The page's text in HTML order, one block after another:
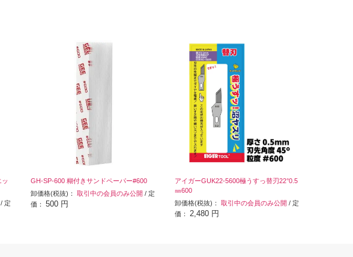
/ 定
GH-SP-600 糊付きサンドペーパー#600
卸価格(税抜)： 取引中の会員のみ公開 / 定
価： 500 円
アイガーGUK22-5600極うすっ替刃22°0.5
㎜600
卸価格(税抜)： 取引中の会員のみ公開 / 定
価： 2,480 円